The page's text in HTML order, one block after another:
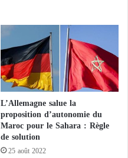
L’Allemagne salue la
proposition d’autonomie du
Maroc pour le Sahara : Règle
de solution
25 août 2022